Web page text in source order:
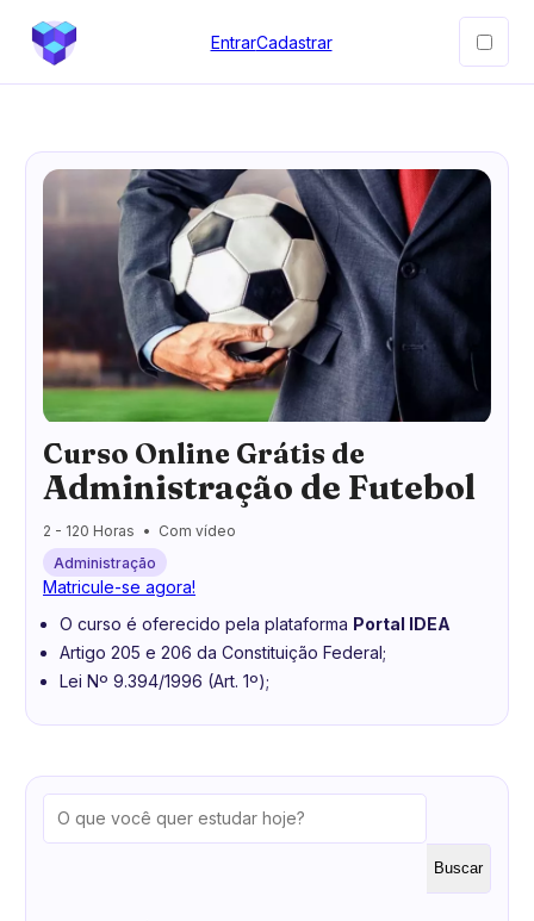
EntrarCadastrar
Curso Online Grátis de
Administração de Futebol
2 - 120 Horas
Com vídeo
Administração
Matricule-se agora!
O curso é oferecido pela plataforma Portal IDEA
Artigo 205 e 206 da Constituição Federal;
Lei Nº 9.394/1996 (Art. 1º);
Buscar